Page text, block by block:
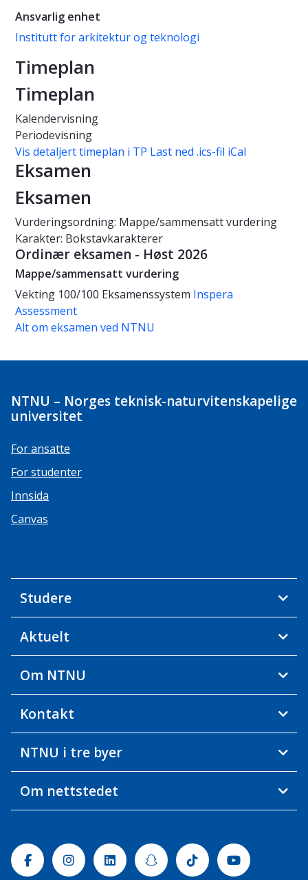
Ansvarlig enhet
Institutt for arkitektur og teknologi
Timeplan
Timeplan
Kalendervisning
Periodevisning
Vis detaljert timeplan i TP Last ned .ics-fil iCal
Eksamen
Eksamen
Vurderingsordning: Mappe/sammensatt vurdering
Karakter: Bokstavkarakterer
Ordinær eksamen - Høst 2026
Mappe/sammensatt vurdering
Vekting 100/100 Eksamenssystem Inspera
Assessment
Alt om eksamen ved NTNU
NTNU – Norges teknisk-naturvitenskapelige
universitet
For ansatte
For studenter
Innsida
Canvas
Studere
Aktuelt
Om NTNU
Kontakt
NTNU i tre byer
Om nettstedet
FacebookInstagramLinkedinSnapchatTiktok Youtube